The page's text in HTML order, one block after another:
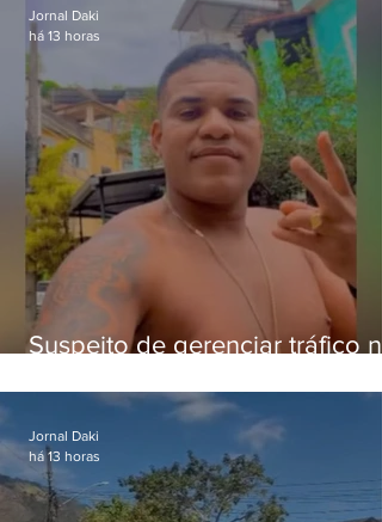
Suspeito de gerenciar tráfico na
foragido
Jornal Daki
há 13 horas
Jornal Daki
há 13 horas